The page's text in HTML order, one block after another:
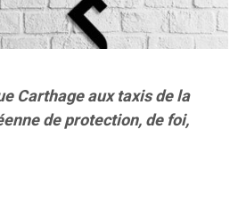
Carthage aux taxis de la
de protection, de foi,